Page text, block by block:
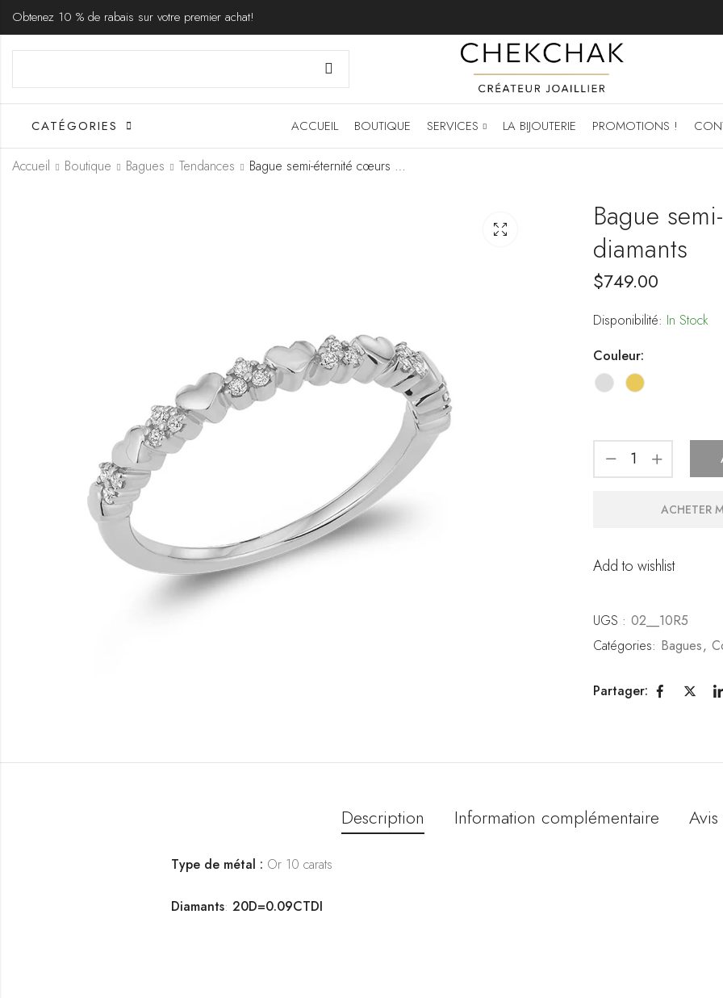
Obtenez 10 % de rabais sur votre premier achat!
CATÉGORIES ACCUEIL BOUTIQUE SERVICES LA BIJOUTERIE PROMOTIONS !
Accueil Boutique Bagues Tendances Bague semi-éternité cœurs et flèches en diamants
Bague
diamants
$749.00
Disponibilité: In Stock
Couleur:
ACHETER
Add to wishlist
UGS : 02__10R5
Catégories: Bagues,
Partager:
Description Information complémentaire
Type de métal : Or 10 carats
Diamants:20D=0.09CTDI